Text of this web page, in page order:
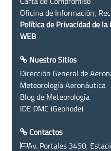
Oficina de Información,
Política de Privacidad de
WEB
Nuestro Sitios
Dirección General de
Meteorología Aeronáutica
Blog de Meteorología
IDE DMC (Geonode)
Contactos
Av. Portales 3450,